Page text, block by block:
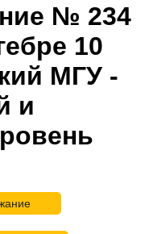
№ 234
10
МГУ -
и